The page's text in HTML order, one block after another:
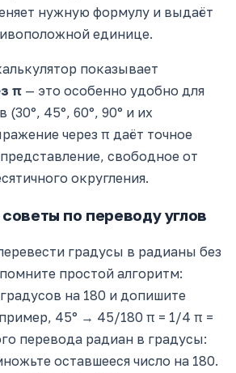
нужную формулу и выдаёт
единице.
показывает
π — это особенно удобно для
(30°, 45°, 60°, 90° и их
через π даёт точное
свободное от
округления.
по переводу углов
градусы в радианы без
простой алгоритм:
на 180 и допишите
45° → 45/180 π = 1/4 π =
перевода радиан в градусы:
оставшееся число на 180.